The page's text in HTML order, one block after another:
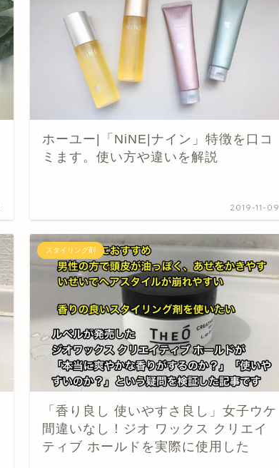
ホーユー|「NiNE|ナイン」特徴を口コ
ミます。使い方や違いを解説
2019-11-09
スタイリング剤
「香り良し 使いやすさ良し」女子ウケ
間違いなし！ジオ ワックス クリエイ
ティブ ホールドを実際に使用した